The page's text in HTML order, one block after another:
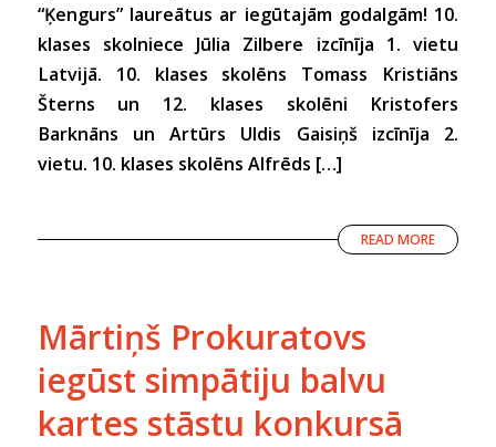
“Ķengurs” laureātus ar iegūtajām godalgām! 10.
klases skolniece Jūlia Zilbere izcīnīja 1. vietu
Latvijā. 10. klases skolēns Tomass Kristiāns
Šterns un 12. klases skolēni Kristofers
Barknāns un Artūrs Uldis Gaisiņš izcīnīja 2.
vietu. 10. klases skolēns Alfrēds […]
READ MORE
Mārtiņš Prokuratovs
iegūst simpātiju balvu
kartes stāstu konkursā